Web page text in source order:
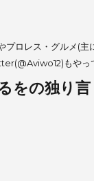
プロレス・グルメ(主
もやっ
をの独り言